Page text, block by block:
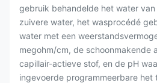
gebruik behandelde het water
zuivere water, het wasprocédé
water met een
megohm/cm, de schoonmakende
capillair-actieve stof, en de pH
ingevoerde programmeerbare het